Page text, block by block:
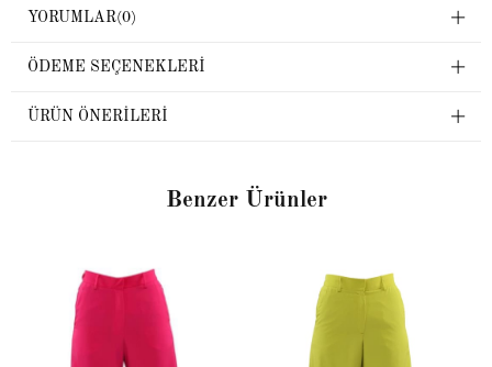
YORUMLAR(0)
ÖDEME SEÇENEKLERI
ÜRÜN ÖNERILERI
Benzer Ürünler